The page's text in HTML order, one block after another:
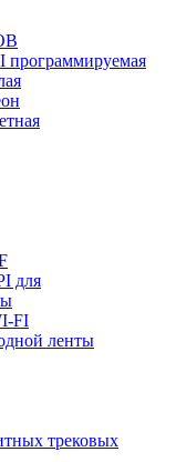
программируемая
для
FI
ленты
трековых